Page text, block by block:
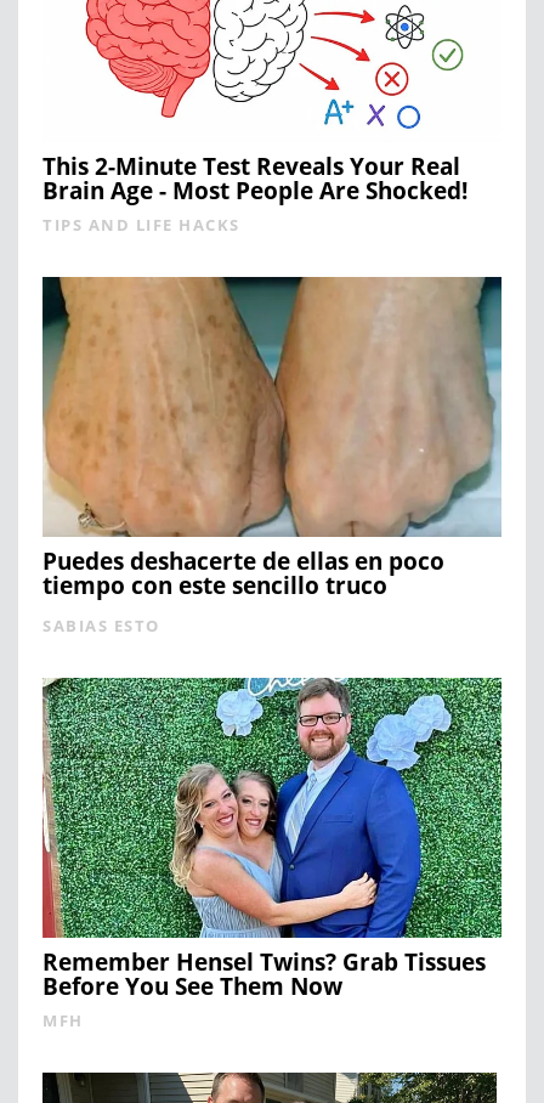
This 2-Minute Test Reveals Your Real
Brain Age - Most People Are Shocked!
TIPS AND LIFE HACKS
Puedes deshacerte de ellas en poco
tiempo con este sencillo truco
SABIAS ESTO
Remember Hensel Twins? Grab Tissues
Before You See Them Now
MFH